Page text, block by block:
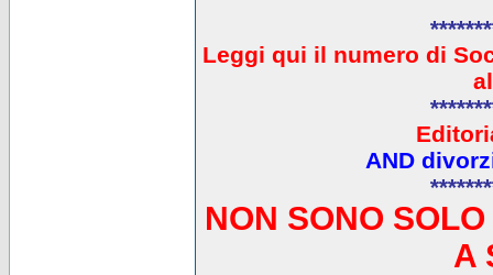
Leggi qui il numero di
AND
NON SONO
A